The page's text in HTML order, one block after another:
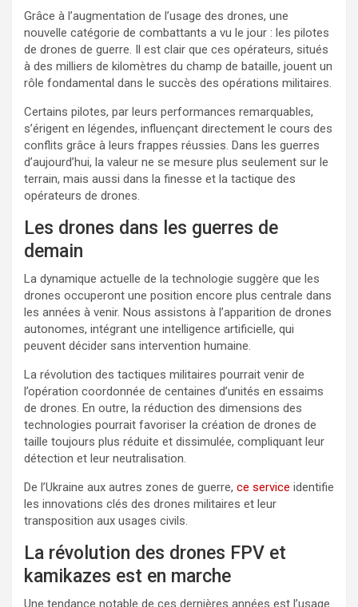
Grâce à l’augmentation de l’usage des drones, une
nouvelle catégorie de combattants a vu le jour : les pilotes
de drones de guerre. Il est clair que ces opérateurs, situés
à des milliers de kilomètres du champ de bataille, jouent un
rôle fondamental dans le succès des opérations militaires.
Certains pilotes, par leurs performances remarquables,
s’érigent en légendes, influençant directement le cours des
conflits grâce à leurs frappes réussies. Dans les guerres
d’aujourd’hui, la valeur ne se mesure plus seulement sur le
terrain, mais aussi dans la finesse et la tactique des
opérateurs de drones.
Les drones dans les guerres de
demain
La dynamique actuelle de la technologie suggère que les
drones occuperont une position encore plus centrale dans
les années à venir. Nous assistons à l’apparition de drones
autonomes, intégrant une intelligence artificielle, qui
peuvent décider sans intervention humaine.
La révolution des tactiques militaires pourrait venir de
l’opération coordonnée de centaines d’unités en essaims
de drones. En outre, la réduction des dimensions des
technologies pourrait favoriser la création de drones de
taille toujours plus réduite et dissimulée, compliquant leur
détection et leur neutralisation.
De l’Ukraine aux autres zones de guerre, ce service identifie
les innovations clés des drones militaires et leur
transposition aux usages civils.
La révolution des drones FPV et
kamikazes est en marche
Une tendance notable de ces dernières années est l’usage